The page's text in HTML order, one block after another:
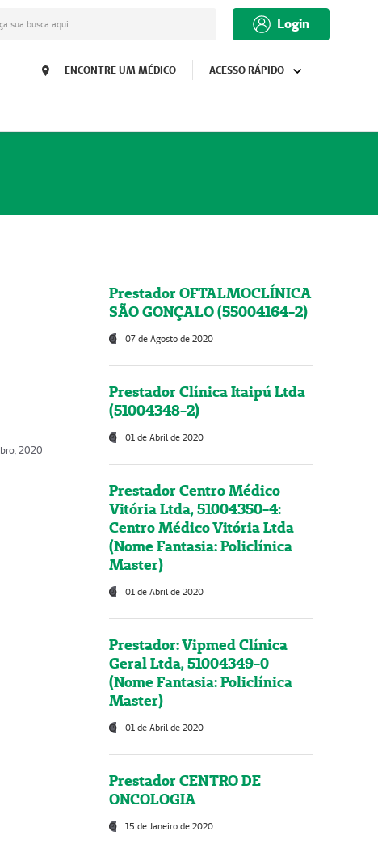
sua busca aqui Login
ENCONTRE UM MÉDICO ACESSO RÁPIDO
2020
Prestador OFTALMOCLÍNICA
SÃO GONÇALO (55004164-2)
07 de Agosto de 2020
Prestador Clínica Itaipú Ltda
(51004348-2)
01 de Abril de 2020
Prestador Centro Médico
Vitória Ltda, 51004350-4:
Centro Médico Vitória Ltda
(Nome Fantasia: Policlínica
Master)
01 de Abril de 2020
Prestador: Vipmed Clínica
Geral Ltda, 51004349-0
(Nome Fantasia: Policlínica
Master)
01 de Abril de 2020
Prestador CENTRO DE
ONCOLOGIA
15 de Janeiro de 2020